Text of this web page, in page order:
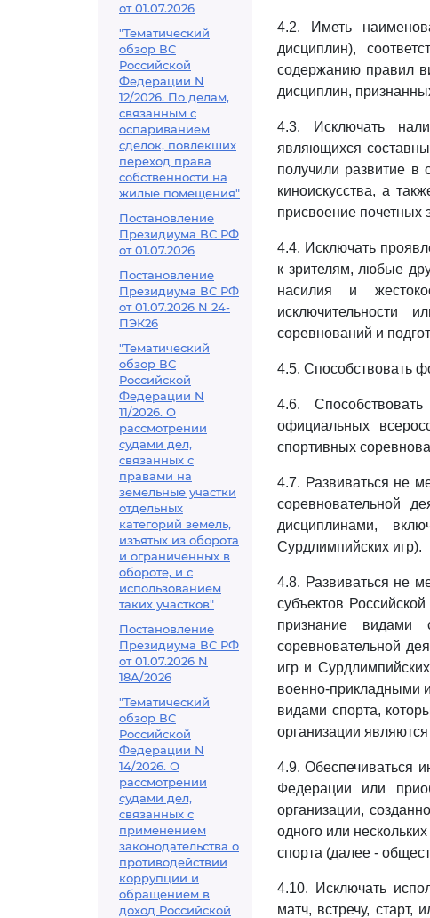
от 01.07.2026
"Тематический
обзор ВС
Российской
Федерации N
12/2026. По делам,
связанным с
оспариванием
сделок, повлекших
переход права
собственности на
жилые помещения"
Постановление
Президиума ВС РФ
от 01.07.2026
Постановление
Президиума ВС РФ
от 01.07.2026 N 24-
ПЭК26
"Тематический
обзор ВС
Российской
Федерации N
11/2026. О
рассмотрении
судами дел,
связанных с
правами на
земельные участки
отдельных
категорий земель,
изъятых из оборота
и ограниченных в
обороте, и с
использованием
таких участков"
Постановление
Президиума ВС РФ
от 01.07.2026 N
18А/2026
"Тематический
обзор ВС
Российской
Федерации N
14/2026. О
рассмотрении
судами дел,
связанных с
применением
законодательства о
противодействии
коррупции и
обращением в
доход Российской
4.2. Иметь
дисциплин),
содержанию правил
дисциплин,
4.3. Исключать
являющихся
получили развитие в
киноискусства, а
присвоение почетных
4.4. Исключать
к зрителям, любые
насилия и
исключительности
соревнований и
4.5. Способствовать
4.6.
официальных
спортивных
4.7. Развиваться не
соревновательной
дисциплинами,
Сурдлимпийских игр).
4.8. Развиваться не
субъектов
признание видами
соревновательной
игр и
военно-прикладными
видами спорта,
организации
4.9. Обеспечиваться
Федерации или
организации,
одного или
спорта (далее -
4.10. Исключать
матч, встречу,